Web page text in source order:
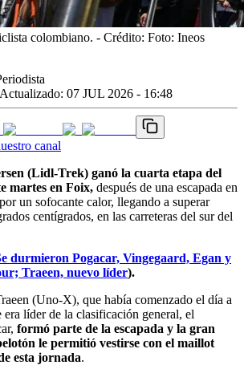
colombiano. - Crédito: Foto: Ineos
Actualizado: 07 JUL 2026 - 16:48
canal
(Lidl-Trek) ganó la cuarta etapa del
martes en Foix, después de una escapada en
un sofocante calor, llegando a superar
centígrados, en las carreteras del sur del
durmieron Pogacar, Vingegaard, Egan y
Traeen, nuevo líder).
(Uno-X), que había comenzado el día a
líder de la clasificación general, el
formó parte de la escapada y la gran
le permitió vestirse con el maillot
esta jornada.